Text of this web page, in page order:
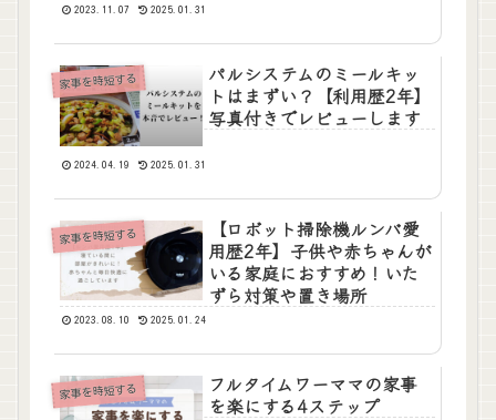
2023.11.07 2025.01.31
家事を時短する
パルシステムのミールキッ
トはまずい？【利用歴2年】
写真付きでレビューします
2024.04.19 2025.01.31
家事を時短する
【ロボット掃除機ルンバ愛
用歴2年】子供や赤ちゃんが
いる家庭におすすめ！いた
ずら対策や置き場所
2023.08.10 2025.01.24
家事を時短する
フルタイムワーママの家事
を楽にする4ステップ